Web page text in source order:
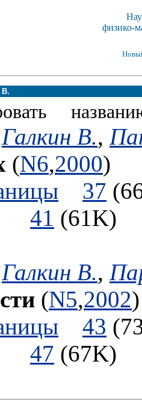
физико-
В.
Галкин В.,
(N6,2000)
37
41
Галкин В.,
(N5,2002)
43
47